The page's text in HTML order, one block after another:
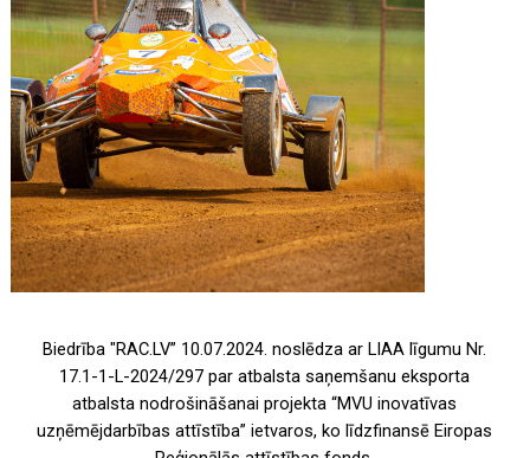
Biedrība "RAC.LV” 10.07.2024. noslēdza ar LIAA līgumu Nr.
17.1-1-L-2024/297 par atbalsta saņemšanu eksporta
atbalsta nodrošināšanai projekta “MVU inovatīvas
uzņēmējdarbības attīstība” ietvaros, ko līdzfinansē Eiropas